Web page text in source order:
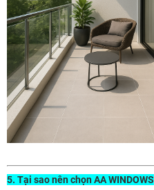
5. Tại sao nên chọn AA WINDOWS